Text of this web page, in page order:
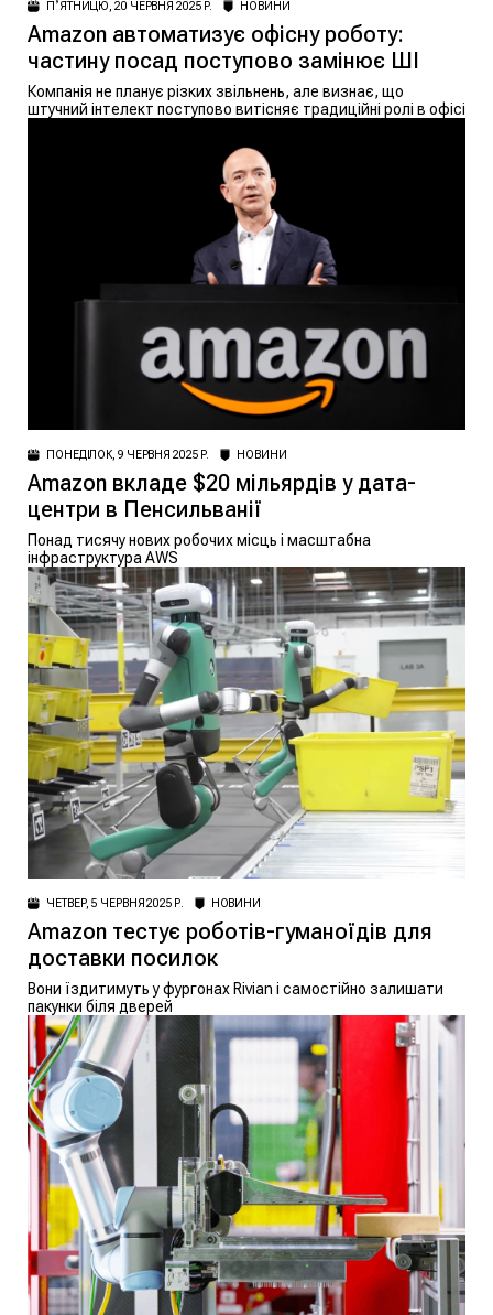
ПʼЯТНИЦЮ, 20 ЧЕРВНЯ 2025 Р. НОВИНИ
Amazon автоматизує офісну роботу:
частину посад поступово замінює ШІ
Компанія не планує різких звільнень, але визнає, що
штучний інтелект поступово витісняє традиційні ролі в офісі
ПОНЕДІЛОК, 9 ЧЕРВНЯ 2025 Р. НОВИНИ
Amazon вкладе $20 мільярдів у дата-
центри в Пенсильванії
Понад тисячу нових робочих місць і масштабна
інфраструктура AWS
ЧЕТВЕР, 5 ЧЕРВНЯ 2025 Р. НОВИНИ
Amazon тестує роботів-гуманоїдів для
доставки посилок
Вони їздитимуть у фургонах Rivian і самостійно залишати
пакунки біля дверей